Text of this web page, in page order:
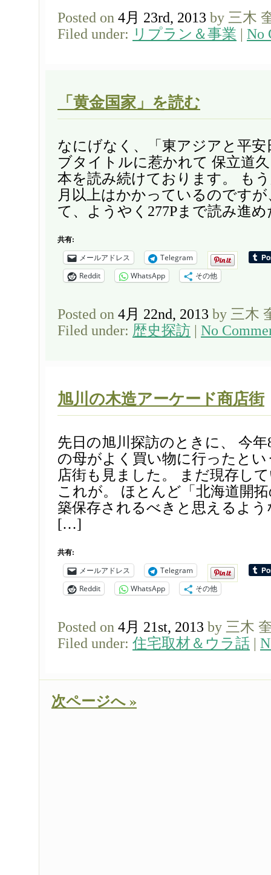
Posted on 4月 23rd, 2013 by 三木
Filed under: リプラン＆事業 No
「黄金国家」を読む
なにげなく、「東アジアと平
ブタイトルに惹かれて 保立道
本を読み続けております。 も
月以上はかかっているのですが
て、ようやく277Pまで読み進
共有:
メールアドレス
Telegram
Reddit
WhatsApp その他
Posted on 4月 22nd, 2013 by 三木
Filed under: 歴史探訪 No
旭川の木造アーケード商店街
先日の旭川探訪のときに、 今
の母がよく買い物に行ったと
店街も見ました。 まだ現存し
これが。 ほとんど「北海道開
築保存されるべきと思えるよ
[…]
共有:
メールアドレス
Telegram
Reddit
WhatsApp その他
Posted on 4月 21st, 2013 by 三木
Filed under: 住宅取材＆ウラ話 |
次ページへ »